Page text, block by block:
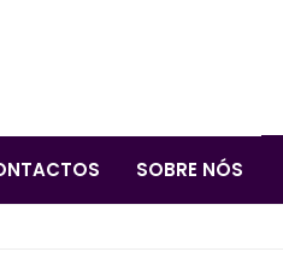
SOBRE NÓS